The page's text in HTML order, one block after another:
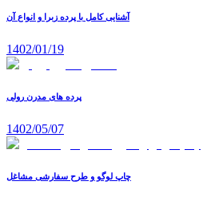
آشنایی کامل با پرده زبرا و انواع آن
1402/01/19
پرده های مدرن رولی
1402/05/07
چاپ لوگو و طرح سفارشی مشاغل